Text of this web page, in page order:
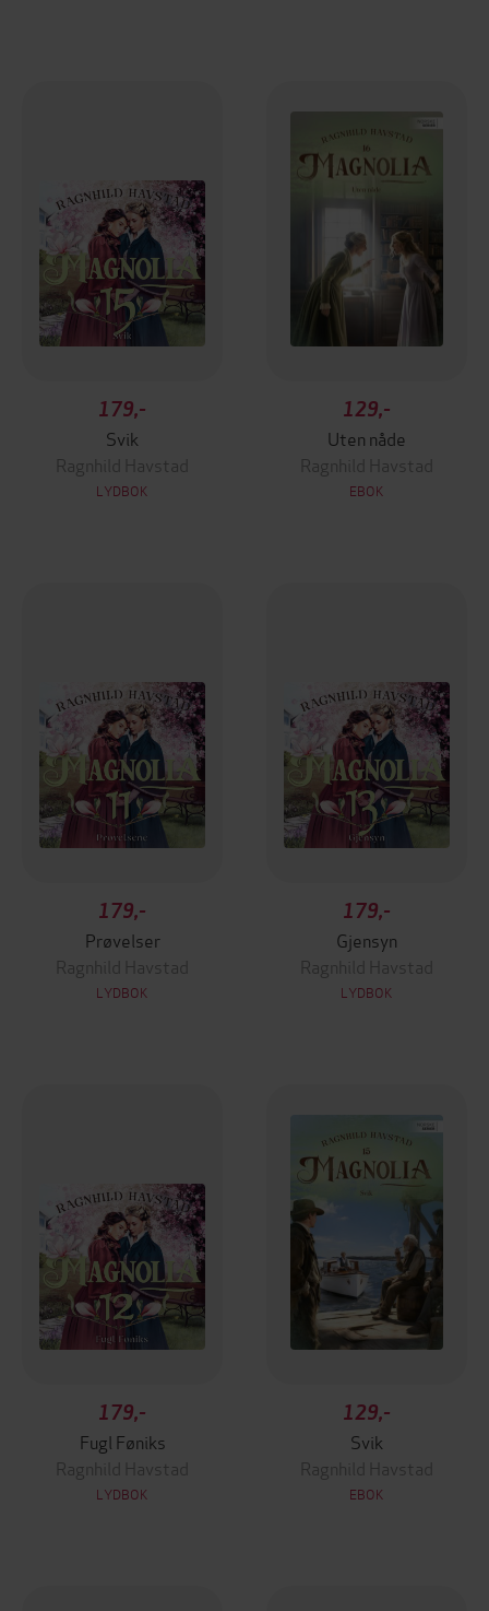
179,-
Svik
Ragnhild Havstad
LYDBOK
129,-
Uten nåde
Ragnhild Havstad
EBOK
179,-
Prøvelser
Ragnhild Havstad
LYDBOK
179,-
Gjensyn
Ragnhild Havstad
LYDBOK
179,-
Fugl Føniks
Ragnhild Havstad
LYDBOK
129,-
Svik
Ragnhild Havstad
EBOK